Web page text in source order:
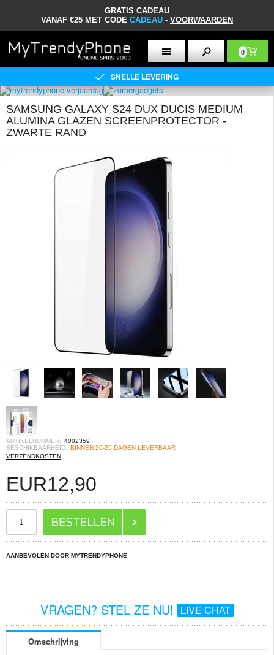
GRATIS CADEAU
VANAF €25 MET CODE CADEAU - VOORWAARDEN
0
SNELLE LEVERING
SAMSUNG GALAXY S24 DUX DUCIS MEDIUM
ALUMINA GLAZEN SCREENPROTECTOR -
ZWARTE RAND
ARTIKELNUMMER: 4002359
BESCHIKBAARHEID: BINNEN 20-25 DAGEN LEVERBAAR
VERZENDKOSTEN
EUR12,90
AANBEVOLEN DOOR MYTRENDYPHONE
VRAGEN? STEL ZE NU! LIVE CHAT
Omschrijving